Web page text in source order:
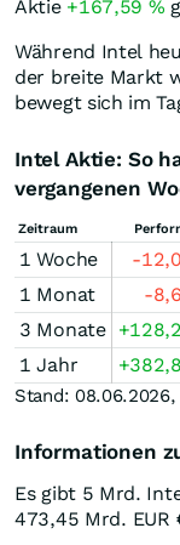
Aktie +167,59 %
Während Intel
der breite Markt
bewegt sich im
Intel Aktie: So
vergangenen
Zeitraum
1 Woche -
1 Monat
-
3 Monate
1 Jahr
Stand:
Informationen
Es gibt 5 Mrd.
473,45 Mrd. EUR